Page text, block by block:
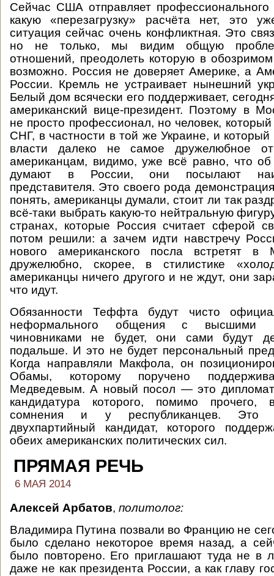
Сейчас США отправляет
какую «перезагрузку» расчёта нет, это
ситуация сейчас очень конфликтная. Это
но не только, мы видим общую
отношений, преодолеть которую в
возможно. Россия не доверяет Америке, а
России. Кремль не устраивает нынешний
Белый дом всячески его поддерживает,
американский вице-президент. Поэтому в
не просто профессионал, но человек,
СНГ, в частности в той же Украине, и
власти далеко не самое дружелюбное
американцам, видимо, уже всё равно, что об
думают в России, они посылают
представителя. Это своего рода
понять, американцы думали, стоит ли так
всё-таки выбрать какую-то нейтральную
странах, которые Россия считает сферой
потом решили: а зачем идти навстречу
нового американского посла встретят
дружелюбно, скорее, в стилистике
американцы ничего другого и не ждут, они
что идут.
Обязанности Теффта будут чисто
неформального общения с высшими
чиновниками не будет, они сами будут
подальше. И это не будет персональный
Когда направляли Макфола, он
Обамы, которому поручено
Медведевым. А новый посол — это
кандидатура которого, помимо прочего,
сомнения и у республиканцев. Это
двухпартийный кандидат, которого
обеих американских политических сил.
ПРЯМАЯ РЕЧЬ
6 МАЯ 2014
Алексей Арбатов, политолог:
Владимира Путина позвали во Францию не
было сделано некоторое время назад, а
было повторено. Его приглашают туда не в
даже не как президента России, а как главу